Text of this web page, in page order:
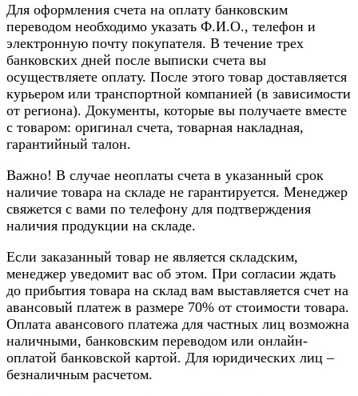
Для оформления счета на оплату банковским
переводом необходимо указать Ф.И.О., телефон и
электронную почту покупателя. В течение трех
банковских дней после выписки счета вы
осуществляете оплату. После этого товар доставляется
курьером или транспортной компанией (в зависимости
от региона). Документы, которые вы получаете вместе
с товаром: оригинал счета, товарная накладная,
гарантийный талон.
Важно! В случае неоплаты счета в указанный срок
наличие товара на складе не гарантируется. Менеджер
свяжется с вами по телефону для подтверждения
наличия продукции на складе.
Если заказанный товар не является складским,
менеджер уведомит вас об этом. При согласии ждать
до прибытия товара на склад вам выставляется счет на
авансовый платеж в размере 70% от стоимости товара.
Оплата авансового платежа для частных лиц возможна
наличными, банковским переводом или онлайн-
оплатой банковской картой. Для юридических лиц –
безналичным расчетом.